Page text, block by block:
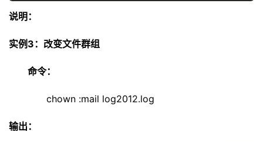
说明：
实例3：改变文件群组
命令：
chown :mail log2012.log
输出：